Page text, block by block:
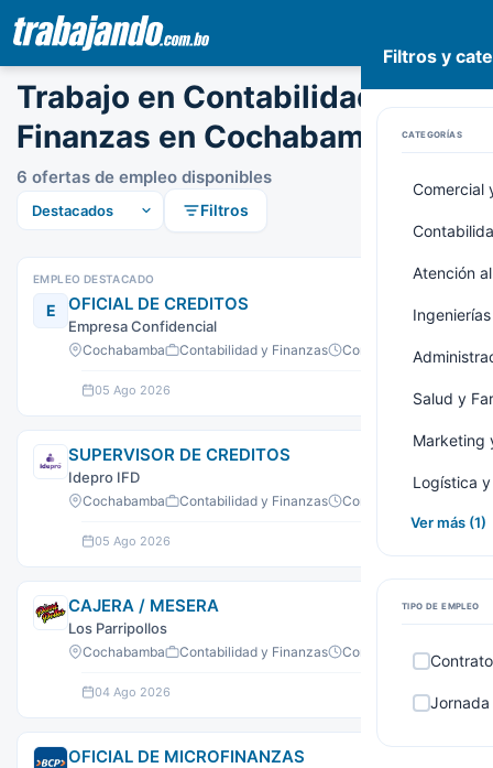
contenido
principal
Trabajo en Contabilidad y
Finanzas en Cochabamba
Filtros y
CATEGORÍAS
Comercial
Atención
Ingenierías
Salud y
Marketing
Logística
Ver más (1)
TIPO DE EMPLEO
Contrato
6 ofertas de empleo disponibles
Filtros
EMPLEO DESTACADO
E OFICIAL DE CREDITOS
Empresa Confidencial
Cochabamba Contabilidad y Finanzas Contrato
05 Ago 2026 Ver oferta
SUPERVISOR DE CREDITOS
Idepro IFD
Cochabamba Contabilidad y Finanzas Contrato
05 Ago 2026
CAJERA / MESERA
Los Parripollos
Cochabamba Contabilidad y Finanzas Contrato
04 Ago 2026 Ver oferta
OFICIAL DE MICROFINANZAS